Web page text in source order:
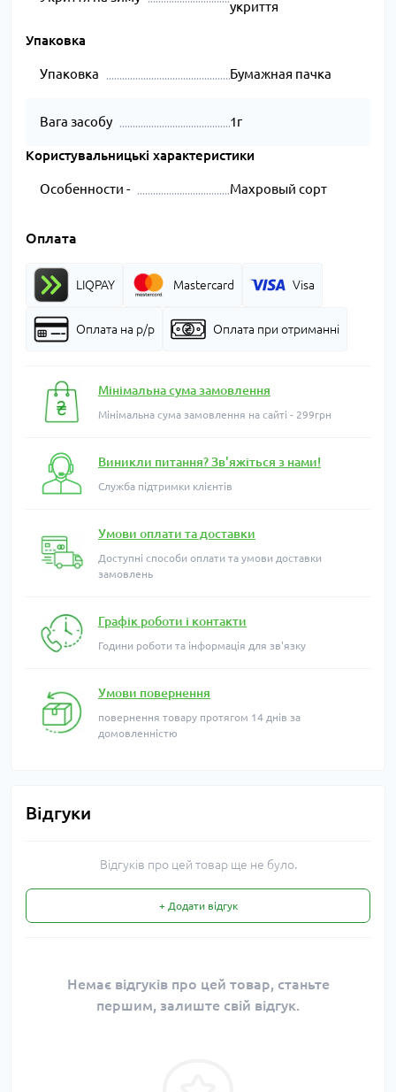
укриття
Упаковка
Упаковка Бумажная пачка
Вага засобу 1г
Користувальницькі характеристики
Особенности - Махровый сорт
Оплата
LIQPAY Mastercard Visa
Оплата на р/р Оплата при отриманні
Мінімальна сума замовлення
Мінімальна сума замовлення на сайті - 299грн
Виникли питання? Зв'яжіться з нами!
Служба підтримки клієнтів
Умови оплати та доставки
Доступні способи оплати та умови доставки
замовлень
Графік роботи і контакти
Години роботи та інформація для зв'язку
Умови повернення
повернення товару протягом 14 днів за
домовленністю
Відгуки
Відгуків про цей товар ще не було.
+ Додати відгук
Немає відгуків про цей товар, станьте
першим, залиште свій відгук.